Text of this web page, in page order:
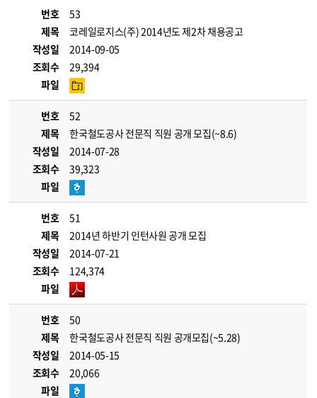
번호
53
제목
코레일로지스(주) 2014년도 제2차 채용공고
작성일
2014-09-05
조회수
29,394
파일
번호
52
제목
한국철도공사 전문직 직원 공개 모집(~8.6)
작성일
2014-07-28
조회수
39,323
파일
번호
51
제목
2014년 하반기 인턴사원 공개 모집
작성일
2014-07-21
조회수
124,374
파일
번호
50
제목
한국철도공사 전문직 직원 공개모집(~5.28)
작성일
2014-05-15
조회수
20,066
파일